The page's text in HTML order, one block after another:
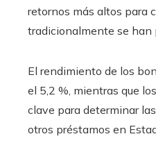
retornos más altos para
tradicionalmente se han
El rendimiento de los
el 5,2 %, mientras que
clave para determinar
otros préstamos en